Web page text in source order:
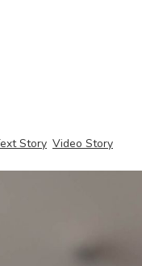
Story Video Story